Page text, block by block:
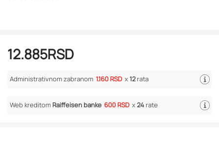
12.885RSD
Administrativnom zabranom 1.160 RSD x12rata
Web kreditom Raiffeisen banke 600 RSD x24 rate